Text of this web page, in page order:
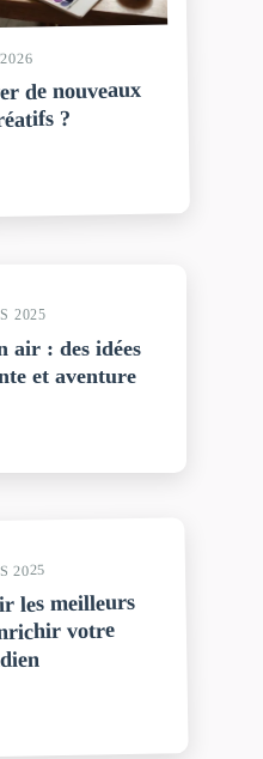
de nouveaux
?
2025
air : des idées
et aventure
2025
les meilleurs
votre